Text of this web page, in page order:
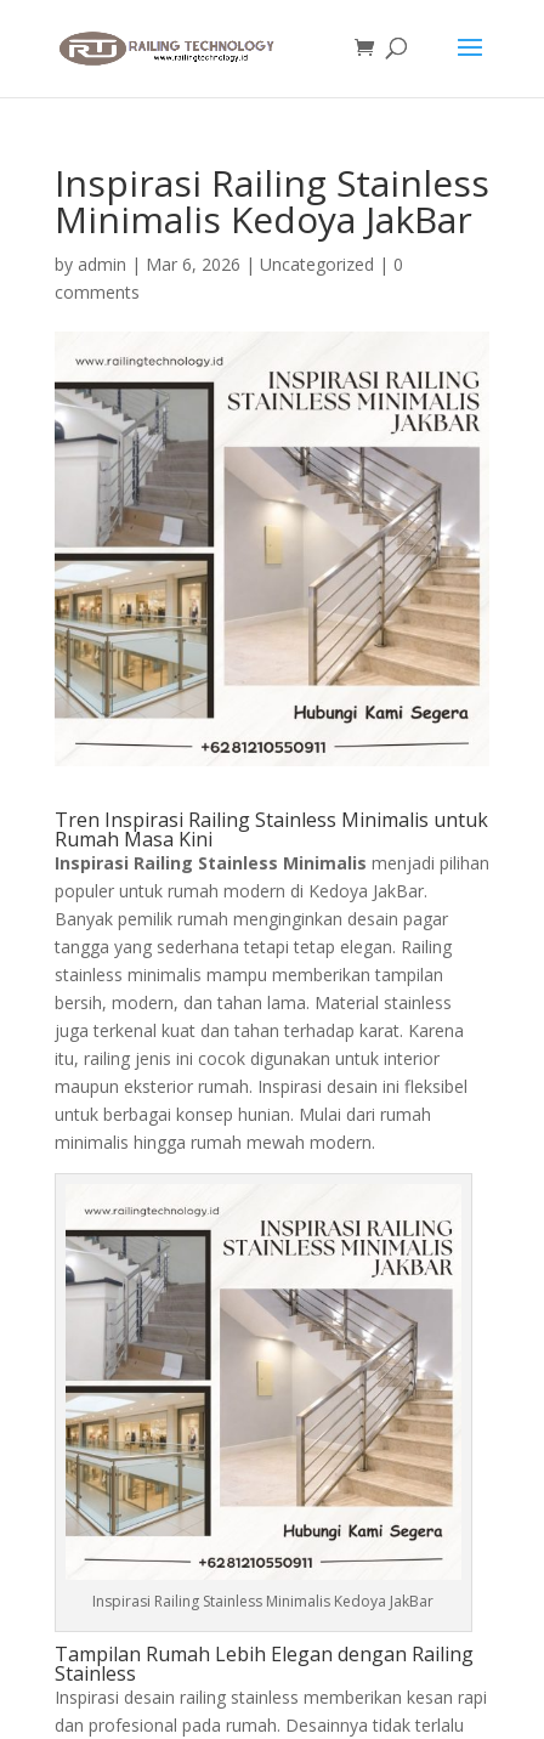
Inspirasi Railing Stainless
Minimalis Kedoya JakBar
by admin | Mar 6, 2026 | Uncategorized | 0
comments
Tren Inspirasi Railing Stainless Minimalis untuk
Rumah Masa Kini
Inspirasi Railing Stainless Minimalis menjadi pilihan
populer untuk rumah modern di Kedoya JakBar.
Banyak pemilik rumah menginginkan desain pagar
tangga yang sederhana tetapi tetap elegan. Railing
stainless minimalis mampu memberikan tampilan
bersih, modern, dan tahan lama. Material stainless
juga terkenal kuat dan tahan terhadap karat. Karena
itu, railing jenis ini cocok digunakan untuk interior
maupun eksterior rumah. Inspirasi desain ini fleksibel
untuk berbagai konsep hunian. Mulai dari rumah
minimalis hingga rumah mewah modern.
Inspirasi Railing Stainless Minimalis Kedoya JakBar
Tampilan Rumah Lebih Elegan dengan Railing
Stainless
Inspirasi desain railing stainless memberikan kesan rapi
dan profesional pada rumah. Desainnya tidak terlalu